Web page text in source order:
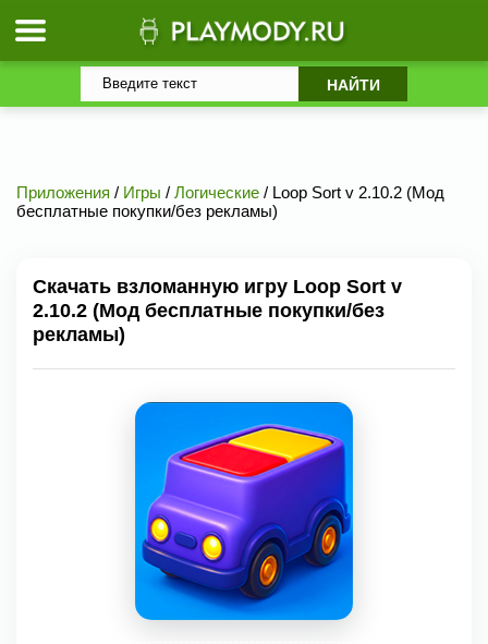
Приложения / Игры / Логические / Loop Sort v 2.10.2 (Мод
бесплатные покупки/без рекламы)
Скачать взломанную игру Loop Sort v
2.10.2 (Мод бесплатные покупки/без
рекламы)